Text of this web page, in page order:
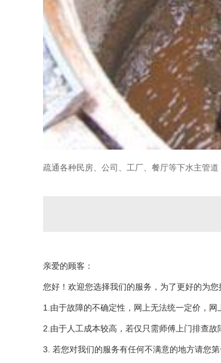
疏通各种民房、公司、工厂、餐厅等下水主管
亲爱的顾客：
您好！欢迎您选择我们的服务，为了更好的为
1. 由于故障的不确定性，网上无法统一定价，
2. 由于人工成本较高，若仅只需师傅上门排查
3. 若您对我们的服务有任何不满意的地方请您